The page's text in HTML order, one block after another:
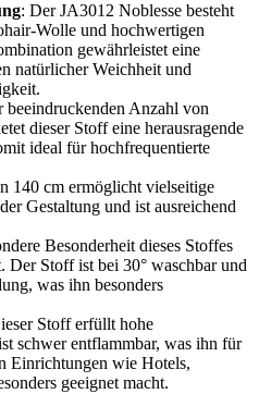
: Der JA3012 Noblesse besteht
Wolle und hochwertigen
gewährleistet eine
natürlicher Weichheit und
beeindruckenden Anzahl von
dieser Stoff eine herausragende
ideal für hochfrequentierte
140 cm ermöglicht vielseitige
Gestaltung und ist ausreichend
Besonderheit dieses Stoffes
Der Stoff ist bei 30° waschbar und
was ihn besonders
Stoff erfüllt hohe
schwer entflammbar, was ihn für
Einrichtungen wie Hotels,
geeignet macht.